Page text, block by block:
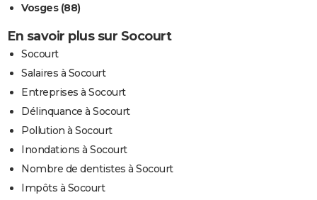
Vosges (88)
En savoir plus sur Socourt
Socourt
Salaires à Socourt
Entreprises à Socourt
Délinquance à Socourt
Pollution à Socourt
Inondations à Socourt
Nombre de dentistes à Socourt
Impôts à Socourt